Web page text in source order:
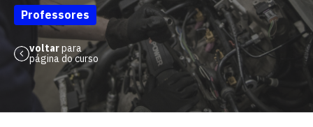
Professores
voltarpara
página do curso